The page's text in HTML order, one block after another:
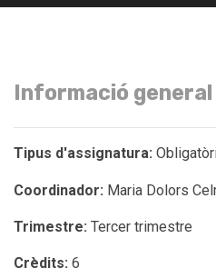
Informació general
Tipus d'assignatura:
Coordinador: Maria Dolors
Trimestre: Tercer trimestre
Crèdits: 6